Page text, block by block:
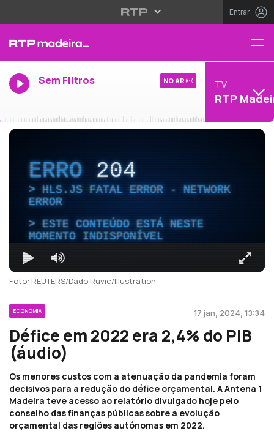
Entrar
Sem Filtros NO AR TV
RTP
ERRO204
HLS.JS FATAL ERROR - NETWORK
ERROR
ESTE CONTEÚDO ESTÁ NESTE
MOMENTO INDISPONÍVEL
Foto: REUTERS/Dado Ruvic/Illustration
ECONOMIA 17 jan, 2024, 13:34
Défice em 2022 era 2,4% do PIB
(áudio)
Os menores custos com a atenuação da pandemia foram
decisivos para a redução do défice orçamental. A Antena 1
Madeira teve acesso ao relatório divulgado hoje pelo
conselho das finanças públicas sobre a evolução
orçamental das regiões autónomas em 2022.